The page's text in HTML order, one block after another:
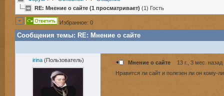
RE: Мнение о сайте (1 просматривает) (1) Гость
Избранное: 0
Сообщения темы: RE: Мнение о сайте
irina (Пользователь) Мнение о сайте
13 г., 3 мес. назад
Нравится ли сайт и полезен ли он кому-